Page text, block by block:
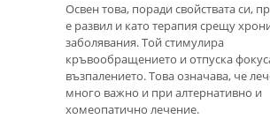
Освен това, поради свойствата си,
е развил и като терапия срещу
заболявания. Той стимулира
кръвообращението и отпуска
възпалението. Това означава, че
много важно и при алтернативно и
хомеопатично лечение.